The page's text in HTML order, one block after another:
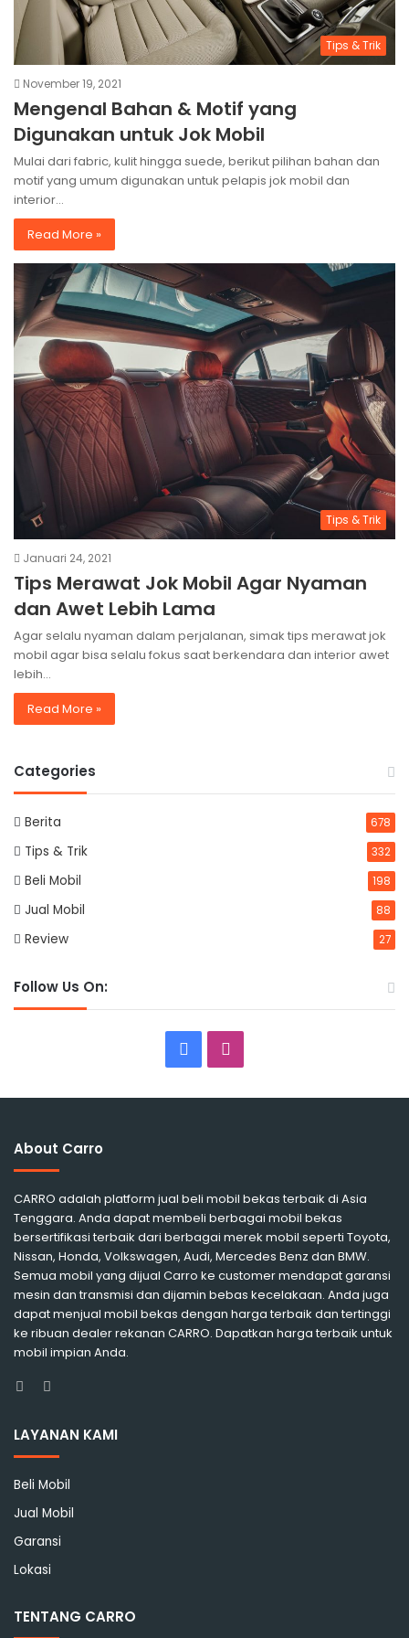
Tips & Trik
November 19, 2021
Mengenal Bahan & Motif yang
Digunakan untuk Jok Mobil
Mulai dari fabric, kulit hingga suede, berikut pilihan bahan dan
motif yang umum digunakan untuk pelapis jok mobil dan
interior…
Read More »
Tips & Trik
Januari 24, 2021
Tips Merawat Jok Mobil Agar Nyaman
dan Awet Lebih Lama
Agar selalu nyaman dalam perjalanan, simak tips merawat jok
mobil agar bisa selalu fokus saat berkendara dan interior awet
lebih…
Read More »
Categories
Berita 678
Tips & Trik 332
Beli Mobil 198
Jual Mobil 88
Review 27
Follow Us On:
Facebook
About Carro
CARRO adalah platform jual beli mobil bekas terbaik di Asia
Tenggara. Anda dapat membeli berbagai mobil bekas
bersertifikasi terbaik dari berbagai merek mobil seperti Toyota,
Nissan, Honda, Volkswagen, Audi, Mercedes Benz dan BMW.
Semua mobil yang dijual Carro ke customer mendapat garansi
mesin dan transmisi dan dijamin bebas kecelakaan. Anda juga
dapat menjual mobil bekas dengan harga terbaik dan tertinggi
ke ribuan dealer rekanan CARRO. Dapatkan harga terbaik untuk
mobil impian Anda.
Facebook
Instagram
LAYANAN KAMI
Beli Mobil
Jual Mobil
Garansi
Lokasi
TENTANG CARRO